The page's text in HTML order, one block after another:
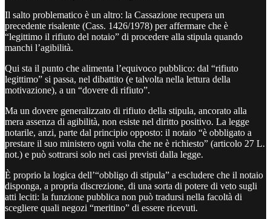
Il salto problematico è un altro: la Cassazione recupera un
precedente risalente (Cass. 1426/1978) per affermare che è
“legittimo il rifiuto del notaio” di procedere alla stipula quando
manchi l’agibilità.
Qui sta il punto che alimenta l’equivoco pubblico: dal “rifiuto
legittimo” si passa, nel dibattito (e talvolta nella lettura della
motivazione), a un “dovere di rifiuto”.
Ma un dovere generalizzato di rifiuto della stipula, ancorato alla
mera assenza di agibilità, non esiste nel diritto positivo. La legge
notarile, anzi, parte dal principio opposto: il notaio “è obbligato a
prestare il suo ministero ogni volta che ne è richiesto” (articolo 27 L.
not.) e può sottrarsi solo nei casi previsti dalla legge.
È proprio la logica dell’“obbligo di stipula” a escludere che il notaio
disponga, a propria discrezione, di una sorta di potere di veto sugli
atti leciti: la funzione pubblica non può tradursi nella facoltà di
scegliere quali negozi “meritino” di essere ricevuti.